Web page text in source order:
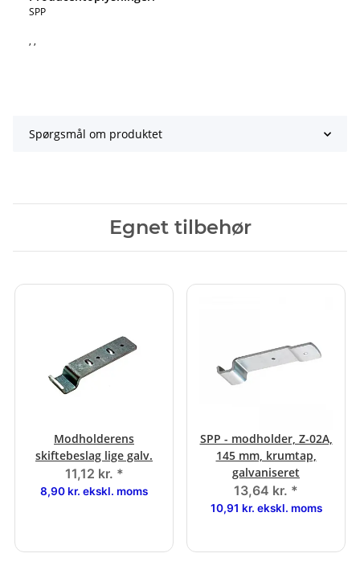
SPP
, ,
Spørgsmål om produktet
Egnet tilbehør
Modholderens
skiftebeslag lige galv.
11,12 kr. *
8,90 kr. ekskl. moms
SPP - modholder, Z-02A,
145 mm, krumtap,
galvaniseret
13,64 kr. *
10,91 kr. ekskl. moms